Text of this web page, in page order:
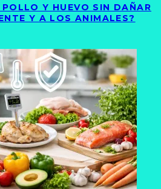
POLLO Y HUEVO SIN DAÑAR
Y A LOS ANIMALES?